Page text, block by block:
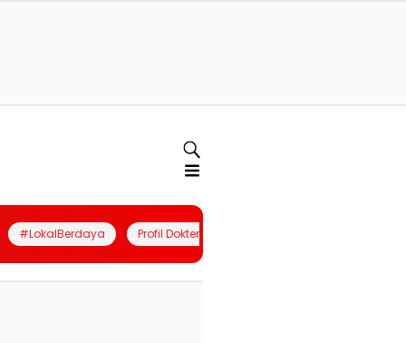
#LokalBerdaya Profil Dokter